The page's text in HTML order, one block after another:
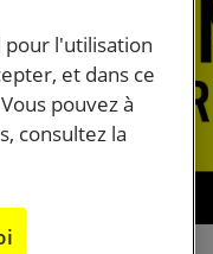
pour l'utilisation
et dans ce
pouvez à
consultez la